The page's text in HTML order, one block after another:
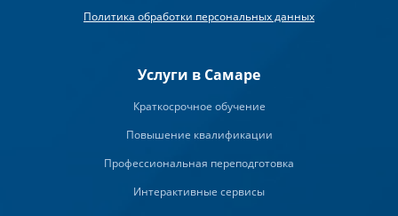
Политика обработки персональных данных
Услуги в Самаре
Краткосрочное обучение
Повышение квалификации
Профессиональная переподготовка
Интерактивные сервисы